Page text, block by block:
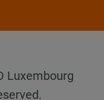
Luxembourg